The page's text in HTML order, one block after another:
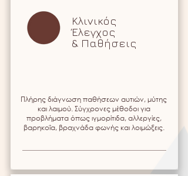
Κλινικός
Έλεγχος
& Παθήσεις
Πλήρης διάγνωση παθήσεων αυτιών, μύτης
και λαιμού. Σύγχρονες μέθοδοι για
προβλήματα όπως ιγμορίτιδα, αλλεργίες,
βαρηκοΐα, βραχνάδα φωνής και λοιμώξεις.​